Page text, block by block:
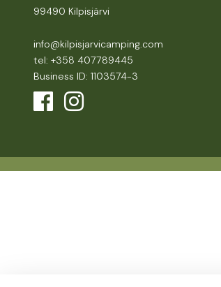
99490 Kilpisjärvi
info@kilpisjarvicamping.com
tel: +358 407789445
Business ID: 1103574-3